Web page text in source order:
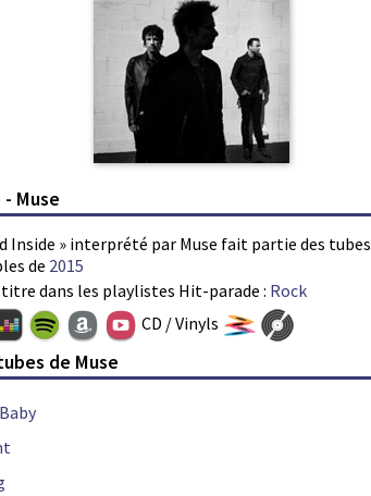
Muse
Inside » interprété par Muse fait partie des tubes
de 2015
dans les playlistes Hit-parade : Rock
CD / Vinyls
de Muse